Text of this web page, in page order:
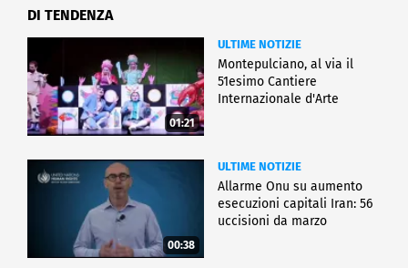
DI TENDENZA
01:21
ULTIME NOTIZIE
Montepulciano, al via il
51esimo Cantiere
Internazionale d'Arte
00:38
ULTIME NOTIZIE
Allarme Onu su aumento
esecuzioni capitali Iran: 56
uccisioni da marzo